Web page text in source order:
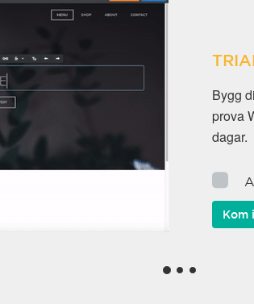
Bygg
prova
dagar.
Kom